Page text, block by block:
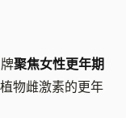
聚焦女性更年期
物雌激素的更年